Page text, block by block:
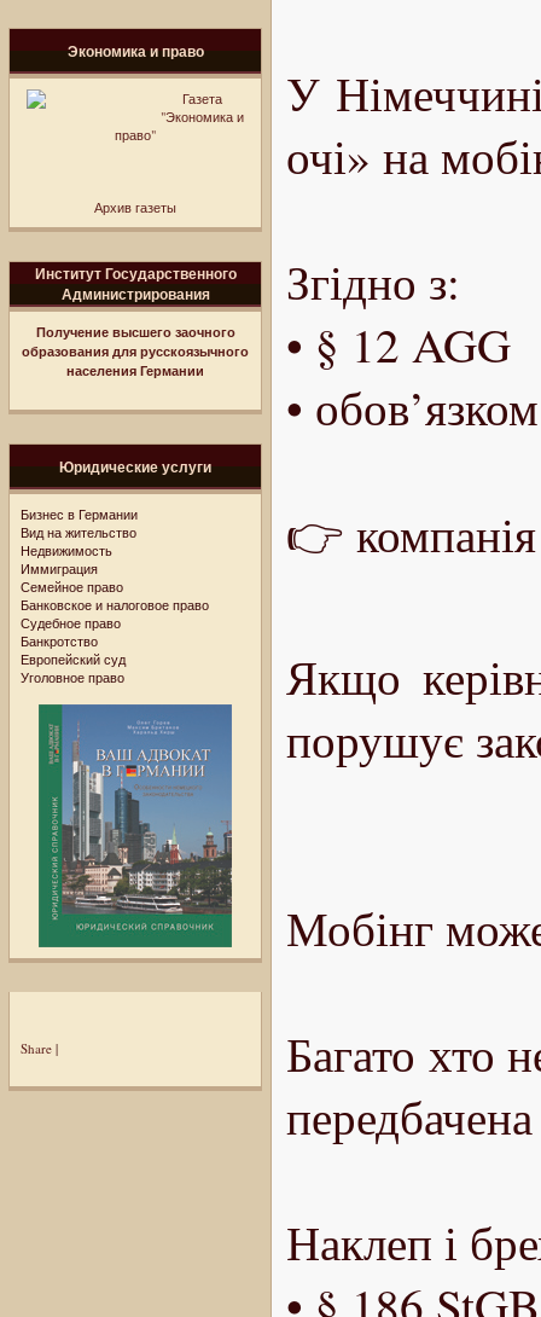
Экономика и право
Газета
"Экономика и
право"
Архив газеты
Институт Государственного
Администрирования
Получение высшего заочного
образования для русскоязычного
населения Германии
Юридические услуги
Бизнес в Германии
Вид на жительство
Недвижимость
Иммиграция
Семейное право
Банковское и налоговое право
Судебное право
Банкротство
Европейский суд
Уголовное право
Share |
У
очі» на
Згідно з:
• § 12 AGG
•
👉 компанія
Якщо
порушує
Мобінг
Багато хто
Наклеп і